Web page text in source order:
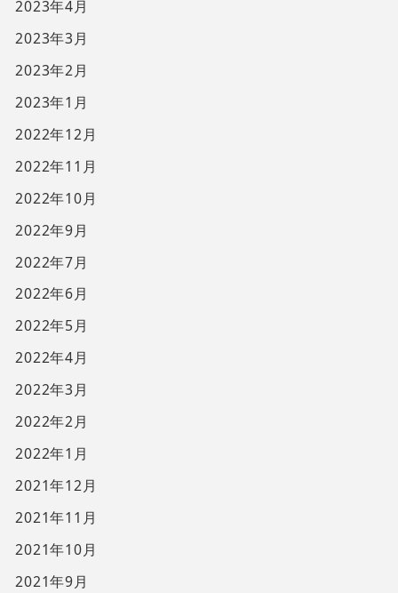
2023年4月
2023年3月
2023年2月
2023年1月
2022年12月
2022年11月
2022年10月
2022年9月
2022年7月
2022年6月
2022年5月
2022年4月
2022年3月
2022年2月
2022年1月
2021年12月
2021年11月
2021年10月
2021年9月